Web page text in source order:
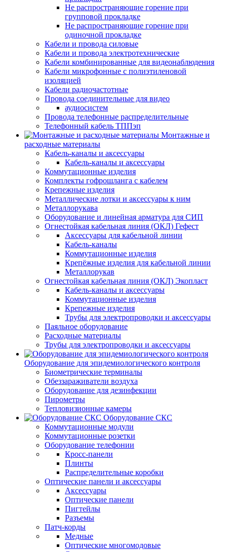
Не распространяющие горение при
групповой прокладке
Не распространяющие горение при
одиночной прокладке
Кабели и провода силовые
Кабели и провода электротехнические
Кабели комбинированные для видеонаблюдения
Кабели микрофонные с полиэтиленовой
изоляцией
Кабели радиочастотные
Провода соединительные для видео
аудиосистем
Провода телефонные распределительные
Телефонный кабель ТППэп
Монтажные и
расходные материалы
Кабель-каналы и аксессуары
Кабель-каналы и аксессуары
Коммутационные изделия
Комплекты гофрошланга с кабелем
Крепежные изделия
Металлические лотки и аксессуары к ним
Металлорукава
Оборудование и линейная арматура для СИП
Огнестойкая кабельная линия (ОКЛ) Гефест
Аксессуары для кабельной линии
Кабель-каналы
Коммутационные изделия
Крепёжные изделия для кабельной линии
Металлорукав
Огнестойкая кабельная линия (ОКЛ) Экопласт
Кабель-каналы и аксессуары
Коммутационные изделия
Крепежные изделия
Трубы для электропроводки и аксессуары
Паяльное оборудование
Расходные материалы
Трубы для электропроводки и аксессуары
Оборудование для эпидемиологического контроля
Биометрические терминалы
Обеззараживатели воздуха
Оборудование для дезинфекции
Пирометры
Тепловизионные камеры
Оборудование СКС
Коммутационные модули
Коммутационные розетки
Оборудование телефонии
Кросс-панели
Плинты
Распределительные коробки
Оптические панели и аксессуары
Аксессуары
Оптические панели
Пигтейлы
Разъемы
Патч-корды
Медные
Оптические многомодовые